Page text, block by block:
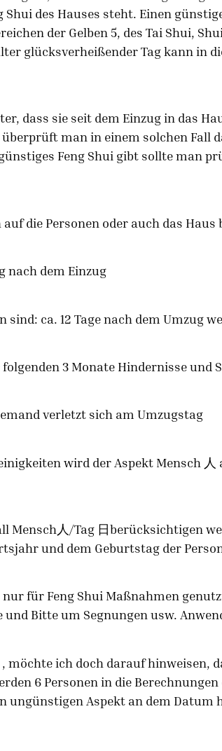
des Hauses steht. Einen
der Gelben 5, des Tai Shui,
glücksverheißender Tag kann in
dass sie seit dem Einzug in das
man in einem solchen Fall
Feng Shui gibt sollte man
die Personen oder auch das Haus
nach dem Einzug
ca. 12 Tage nach dem Umzug
3 Monate Hindernisse
verletzt sich am Umzugstag
wird der Aspekt Mensch
Mensch人/Tag 日berücksichtigen
und dem Geburtstag der
für Feng Shui Maßnahmen
Bitte um Segnungen usw.
möchte ich doch darauf hinweisen,
6 Personen in die
Aspekt an dem Datum